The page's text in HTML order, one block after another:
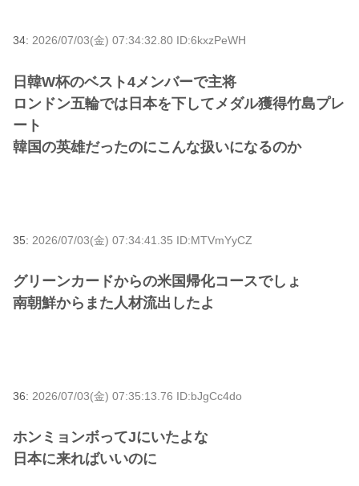
34: 2026/07/03(金) 07:34:32.80 ID:6kxzPeWH
日韓W杯のベスト4メンバーで主将
ロンドン五輪では日本を下してメダル獲得竹島プレ
ート
韓国の英雄だったのにこんな扱いになるのか
35: 2026/07/03(金) 07:34:41.35 ID:MTVmYyCZ
グリーンカードからの米国帰化コースでしょ
南朝鮮からまた人材流出したよ
36: 2026/07/03(金) 07:35:13.76 ID:bJgCc4do
ホンミョンボってJにいたよな
日本に来ればいいのに